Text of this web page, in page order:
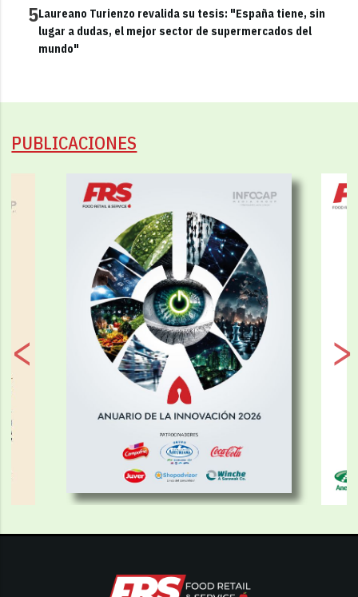
5Laureano Turienzo revalida su tesis: "España tiene, sin
lugar a dudas, el mejor sector de supermercados del
mundo"
PUBLICACIONES